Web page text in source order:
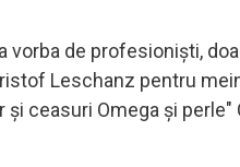
vorba de profesioniști,
Leschanz pentru
ceasuri Omega și perle"